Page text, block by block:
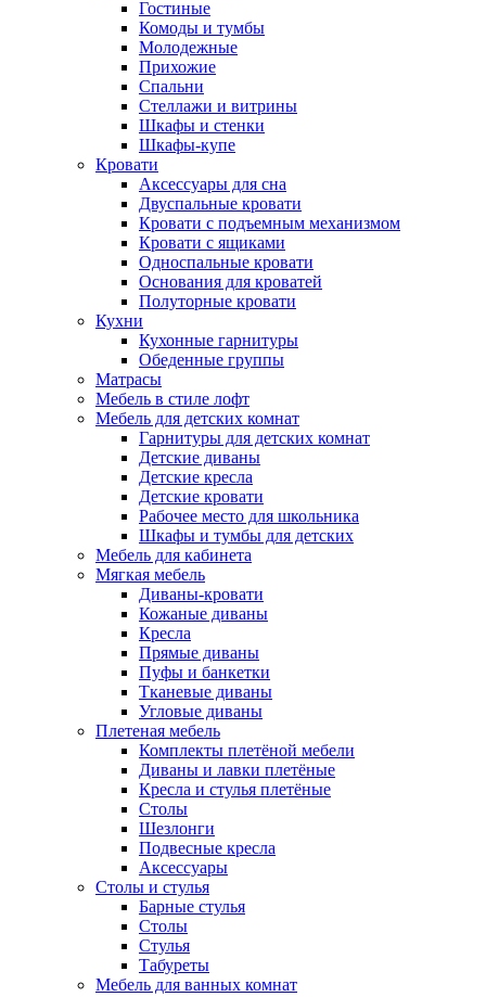
Гостиные
Комоды и тумбы
Молодежные
Прихожие
Спальни
Стеллажи и витрины
Шкафы и стенки
Шкафы-купе
Кровати
Аксессуары для сна
Двуспальные кровати
Кровати с подъемным механизмом
Кровати с ящиками
Односпальные кровати
Основания для кроватей
Полуторные кровати
Кухни
Кухонные гарнитуры
Обеденные группы
Матрасы
Мебель в стиле лофт
Мебель для детских комнат
Гарнитуры для детских комнат
Детские диваны
Детские кресла
Детские кровати
Рабочее место для школьника
Шкафы и тумбы для детских
Мебель для кабинета
Мягкая мебель
Диваны-кровати
Кожаные диваны
Кресла
Прямые диваны
Пуфы и банкетки
Тканевые диваны
Угловые диваны
Плетеная мебель
Комплекты плетёной мебели
Диваны и лавки плетёные
Кресла и стулья плетёные
Столы
Шезлонги
Подвесные кресла
Аксессуары
Столы и стулья
Барные стулья
Столы
Стулья
Табуреты
Мебель для ванных комнат